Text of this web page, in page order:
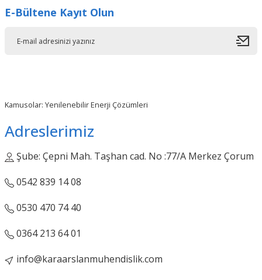
E-Bültene Kayıt Olun
Kamusolar: Yenilenebilir Enerji Çözümleri
Adreslerimiz
Şube: Çepni Mah. Taşhan cad. No :77/A Merkez Çorum
0542 839 14 08
0530 470 74 40
0364 213 64 01
info@karaarslanmuhendislik.com